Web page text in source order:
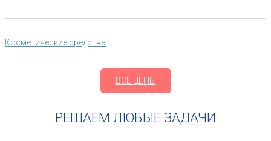
Косметические средства
ВСЕ ЦЕНЫ
РЕШАЕМ ЛЮБЫЕ ЗАДАЧИ